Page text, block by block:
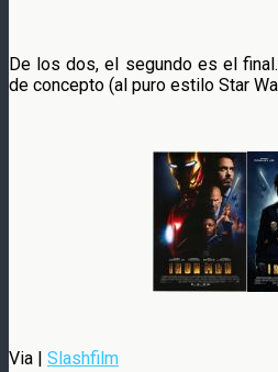
De los dos, el segundo es el
de concepto (al puro estilo Star
Via | Slashfilm